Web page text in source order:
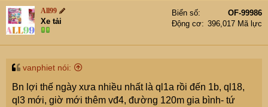
t
o
n
s
All99
Xe tải
Biển số
OF-99986
Động cơ
396,017 Mã lực
vanphiet nói:
Bn lợi thế ngày xưa nhiều nhất là ql1a rồi đến 1b, ql18,
ql3 mới, giờ mới thêm vđ4, đường 120m gia bình- tứ